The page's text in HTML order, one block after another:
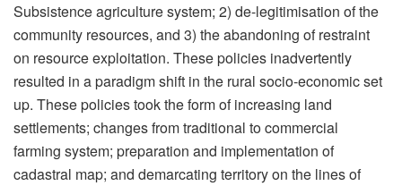
Subsistence agriculture system; 2) de-legitimisation of the
community resources, and 3) the abandoning of restraint
on resource exploitation. These policies inadvertently
resulted in a paradigm shift in the rural socio-economic set
up. These policies took the form of increasing land
settlements; changes from traditional to commercial
farming system; preparation and implementation of
cadastral map; and demarcating territory on the lines of